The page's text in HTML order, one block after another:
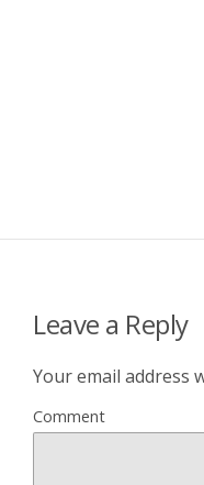
Leave a Reply
Your email address
Comment